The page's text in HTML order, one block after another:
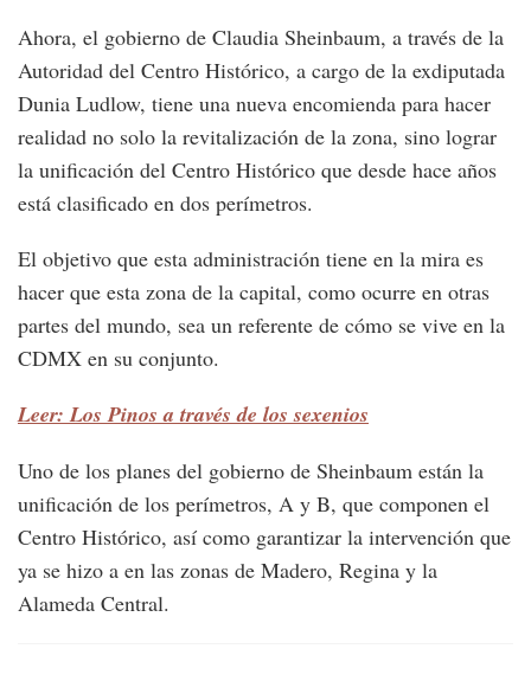
Ahora, el gobierno de Claudia Sheinbaum, a través de la
Autoridad del Centro Histórico, a cargo de la exdiputada
Dunia Ludlow, tiene una nueva encomienda para hacer
realidad no solo la revitalización de la zona, sino lograr
la unificación del Centro Histórico que desde hace años
está clasificado en dos perímetros.
El objetivo que esta administración tiene en la mira es
hacer que esta zona de la capital, como ocurre en otras
partes del mundo, sea un referente de cómo se vive en la
CDMX en su conjunto.
Leer: Los Pinos a través de los sexenios
Uno de los planes del gobierno de Sheinbaum están la
unificación de los perímetros, A y B, que componen el
Centro Histórico, así como garantizar la intervención que
ya se hizo a en las zonas de Madero, Regina y la
Alameda Central.